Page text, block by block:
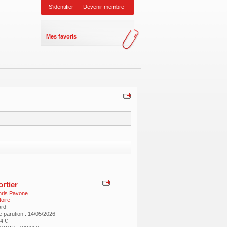
S'identifier Devenir membre
Mes favoris
Pavone
parution : 14/05/2026
€